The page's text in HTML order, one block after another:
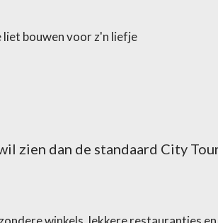
bouwen voor z'n liefje
zien dan de standaard City